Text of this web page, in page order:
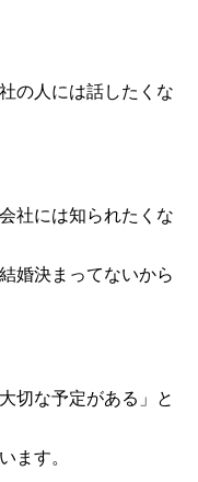
の人には話したくな
社には知られたくな
婚決まってないから
切な予定がある」と
ます。